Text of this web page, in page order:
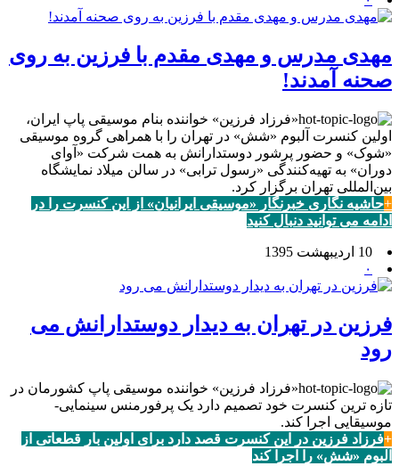
مهدی مدرس و مهدی مقدم با فرزین به روی
صحنه آمدند!
«فرزاد فرزین» خواننده بنام موسیقی پاپ ایران،
اولین کنسرت آلبوم «شش» در تهران را با همراهی گروه موسیقی
«شوک» و حضور پرشور دوستدارانش به همت شرکت «آوای
دوران» به تهیه‌کنندگی «رسول ترابی» در سالن میلاد نمایشگاه
بین‌المللی تهران برگزار کرد.
+حاشیه نگاری خبرنگار «موسیقی ایرانیان» از این کنسرت را در
ادامه می توانید دنبال کنید
10 اردیبهشت 1395
۰
فرزین در تهران به دیدار دوستدارانش می
رود
«فرزاد فرزین» خواننده موسیقی پاپ کشورمان در
تازه ترین کنسرت خود تصمیم دارد یک پرفورمنس سینمایی-
موسیقایی اجرا کند.
+فرزاد فرزین در این کنسرت قصد دارد برای اولین بار قطعاتی از
آلبوم «شش» را اجرا کند